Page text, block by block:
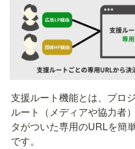
支援ルート機能とは、プロ
ルート（メディアや協力者
タがついた専用のURLを簡
です。